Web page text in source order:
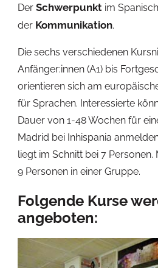
Der Schwerpunktim
der Kommunikation.
Die sechs verschiedenen
Anfänger:innen (A1) bis
orientieren sich am
für Sprachen. Interessierte
Dauer von 1-48 Wochen für
Madrid bei Inhispania
liegt im Schnitt bei 7
9 Personen in einer Gruppe.
Folgende Kurse
angeboten: